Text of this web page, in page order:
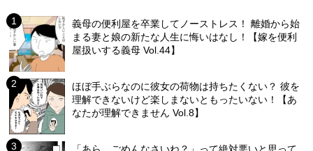
義母の便利屋を卒業してノーストレス！ 離婚から始
まる妻と娘の新たな人生に悔いはなし！【嫁を便利
屋扱いする義母 Vol.44】
ほぼ手ぶらなのに彼女の荷物は持ちたくない？ 彼を
理解できないけど楽しまないともったいない！【あ
なたが理解できません Vol.8】